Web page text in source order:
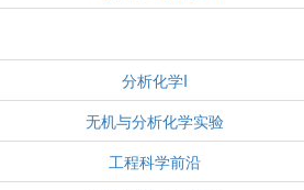
分析化学I
无机与分析化学实验
工程科学前沿